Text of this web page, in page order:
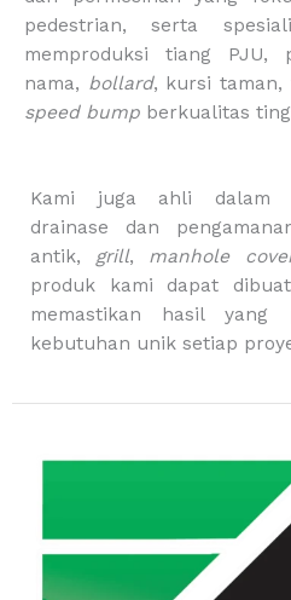
o
o
k
g
r
a
m
k
b
e
pedestrian, serta
memproduksi tiang PJU,
nama, bollard, kursi taman,
speed bump berkualitas
Kami juga ahli dalam
drainase dan
antik, grill, manhole
produk kami dapat
memastikan hasil yang
kebutuhan unik setiap